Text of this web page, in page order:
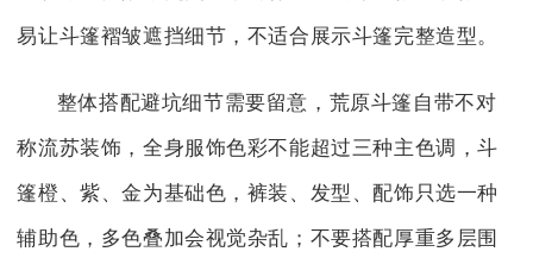
易让斗篷褶皱遮挡细节，不适合展示斗篷完整造型。
整体搭配避坑细节需要留意，荒原斗篷自带不对
称流苏装饰，全身服饰色彩不能超过三种主色调，斗
篷橙、紫、金为基础色，裤装、发型、配饰只选一种
辅助色，多色叠加会视觉杂乱；不要搭配厚重多层围